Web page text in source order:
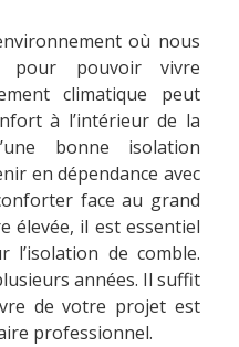
où nous
pouvoir vivre
climatique peut
à l’intérieur de la
bonne isolation
en dépendance avec
face au grand
élevée, il est essentiel
de comble.
années. Il suffit
de votre projet est
professionnel.